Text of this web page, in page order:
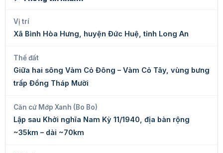
Vị trí
Xã Bình Hòa Hưng, huyện Đức Huệ, tỉnh Long An
Thế đất
Giữa hai sông Vàm Cỏ Đông – Vàm Cỏ Tây, vùng bưng
trấp Đồng Tháp Mười
Căn cứ Mớp Xanh (Bo Bo)
Lập sau Khởi nghĩa Nam Kỳ 11/1940, địa bàn rộng
~35km – dài ~70km